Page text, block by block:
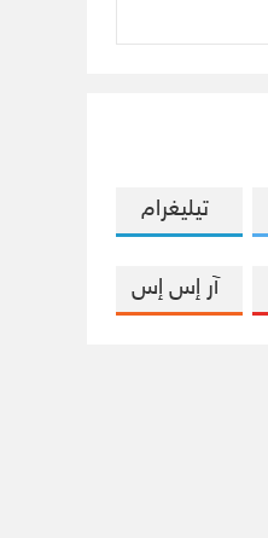
تيليغرام
آر إس إس